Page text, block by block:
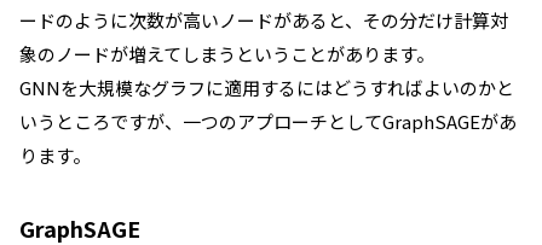
ードのように次数が高いノードがあると、その分だけ計算対
象のノードが増えてしまうということがあります。
GNNを大規模なグラフに適用するにはどうすればよいのかと
いうところですが、一つのアプローチとしてGraphSAGEがあ
ります。
GraphSAGE